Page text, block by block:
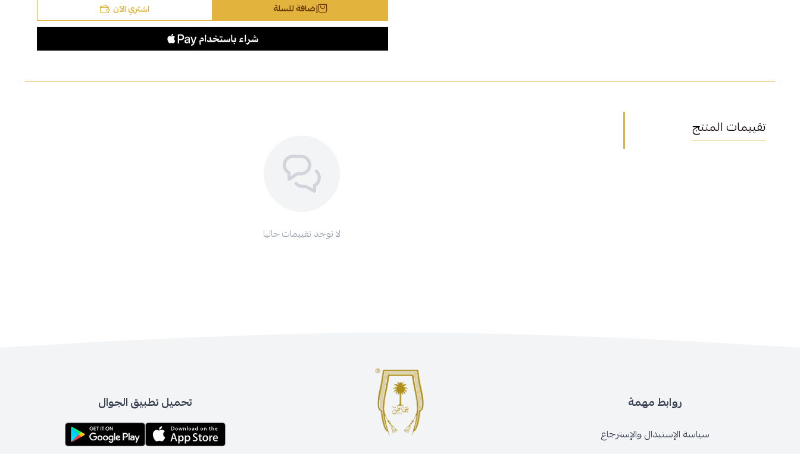
إضافة للسلة اشتري الآن
تقييمات المنتج
لا توجد تقييمات حاليا
روابط مهمة
سياسة الإستبدال والإسترجاع
تحميل تطبيق الجوال